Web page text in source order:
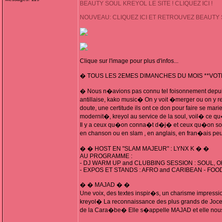
BEAUTY SOUL KREYOL LE SITE ! CLIQUEZ ICI !
NOUVEAU: CLIQUEZ ICI ET RETROUVEZ
Clique sur l'image pour plus d'infos...
� TOUS LES 2EMES DIMANCHES DU MOIS
� Nous n�avions pas connu tel foisonnement
antillaise, kako music� On y voit �merger ou on y
doute, une certitude ils ont ce don pour faire se
modernit�, kreyol au service de la soul, voil� ce
Il y a ceux qu�on conna�t d�j� et ceux qu�on
en chanson ou en slam , en anglais, en fran�ais
� � HOST EN "SLAM MAJEUR" : LYNX K � �
AU PROGRAMME :
- DJ WARM UP and CLUBBING SESSION : SOUL,
- EXPOS ET STANDS : AFRO and CARIBEAN -
� � MAJAD � �
Une voix, des textes inspir�s, un charisme
kreyol� La reconnaissance des plus grands de
de la Cara�be� Elle s�appelle MAJAD et elle